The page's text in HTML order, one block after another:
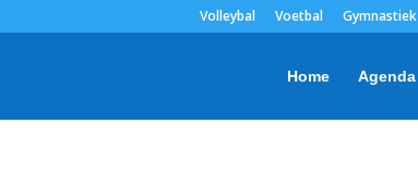
Volleybal Voetbal Gymnastiek
Home Agenda